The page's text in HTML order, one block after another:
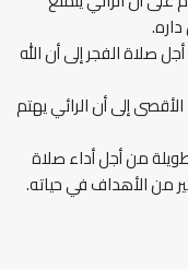
صلاة الفجر إلى أن الله
إلى أن الرائي يهتم
من أجل أداء صلاة
من الأهداف في حياته.